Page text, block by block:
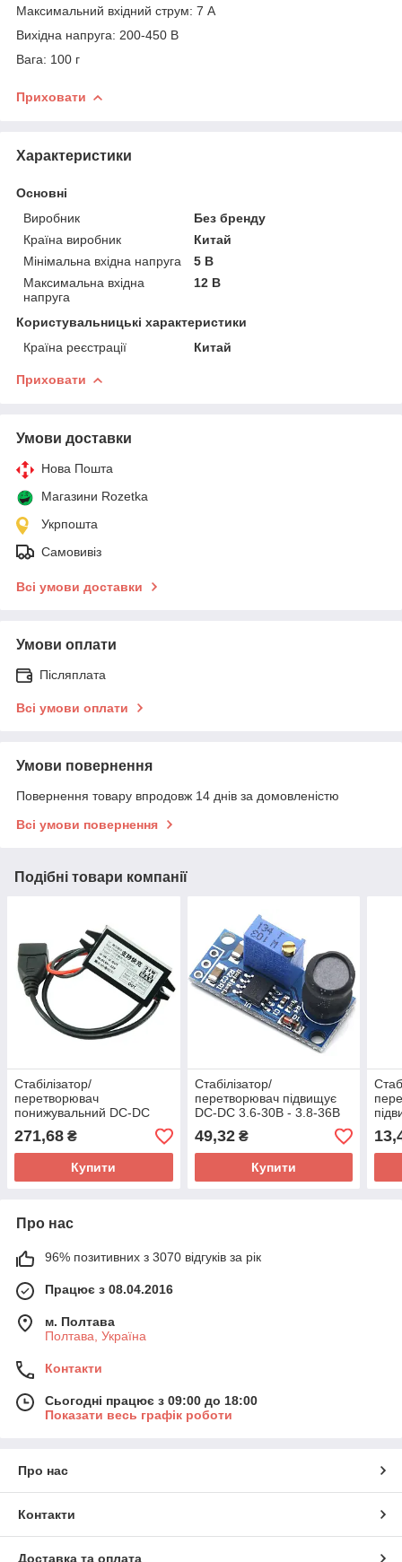
Максимальний вхідний струм: 7 А
Вихідна напруга: 200-450 В
Вага: 100 г
Приховати
Характеристики
Основні
Виробник
Без бренду
Країна виробник
Китай
Мінімальна вхідна напруга
5 В
Максимальна вхідна
напруга
12 В
Користувальницькі характеристики
Країна реєстрації
Китай
Приховати
Умови доставки
Нова Пошта
Магазини Rozetka
Укрпошта
Самовивіз
Всі умови доставки
Умови оплати
Післяплата
Всі умови оплати
Умови повернення
Повернення товару впродовж 14 днів за домовленістю
Всі умови повернення
Подібні товари компанії
Стабілізатор/
перетворювач
понижувальний DC-DC
QC2.0, QC3.0 6-32В -
5/9/12В 3.4А 24Вт
271,68 ₴
Купити
Стабілізатор/
перетворювач підвищує
DC-DC 3.6-30В - 3.8-36В
1.5А
49,32₴
Купити
11В
для
Про нас
96% позитивних з 3070 відгуків за рік
Працює з 08.04.2016
м. Полтава
Полтава, Україна
Контакти
Сьогодні працює з 09:00 до 18:00
Показати весь графік роботи
Про нас
Контакти
Доставка та оплата